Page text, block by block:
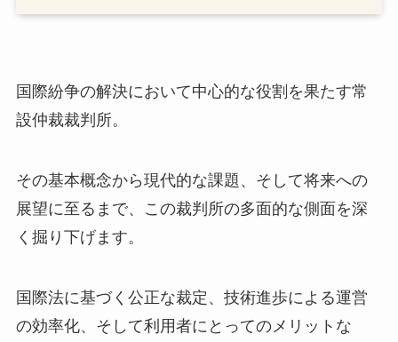
国際紛争の解決において中心的な役割を果たす常
設仲裁裁判所。
その基本概念から現代的な課題、そして将来への
展望に至るまで、この裁判所の多面的な側面を深
く掘り下げます。
国際法に基づく公正な裁定、技術進歩による運営
の効率化、そして利用者にとってのメリットな